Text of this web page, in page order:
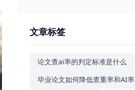
文章标签
论文查ai率的判定标准是什么
毕业论文如何降低查重率和AI率